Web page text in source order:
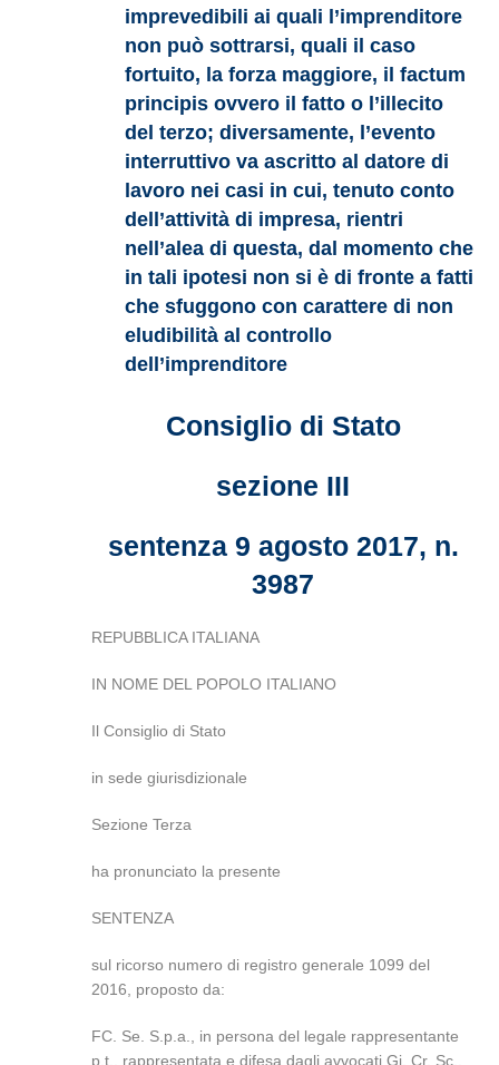
imprevedibili ai quali l’imprenditore
non può sottrarsi, quali il caso
fortuito, la forza maggiore, il factum
principis ovvero il fatto o l’illecito
del terzo; diversamente, l’evento
interruttivo va ascritto al datore di
lavoro nei casi in cui, tenuto conto
dell’attività di impresa, rientri
nell’alea di questa, dal momento che
in tali ipotesi non si è di fronte a fatti
che sfuggono con carattere di non
eludibilità al controllo
dell’imprenditore
Consiglio di Stato
sezione III
sentenza 9 agosto 2017, n.
3987
REPUBBLICA ITALIANA
IN NOME DEL POPOLO ITALIANO
Il Consiglio di Stato
in sede giurisdizionale
Sezione Terza
ha pronunciato la presente
SENTENZA
sul ricorso numero di registro generale 1099 del
2016, proposto da:
FC. Se. S.p.a., in persona del legale rappresentante
p.t., rappresentata e difesa dagli avvocati Gi. Cr. Sc.,